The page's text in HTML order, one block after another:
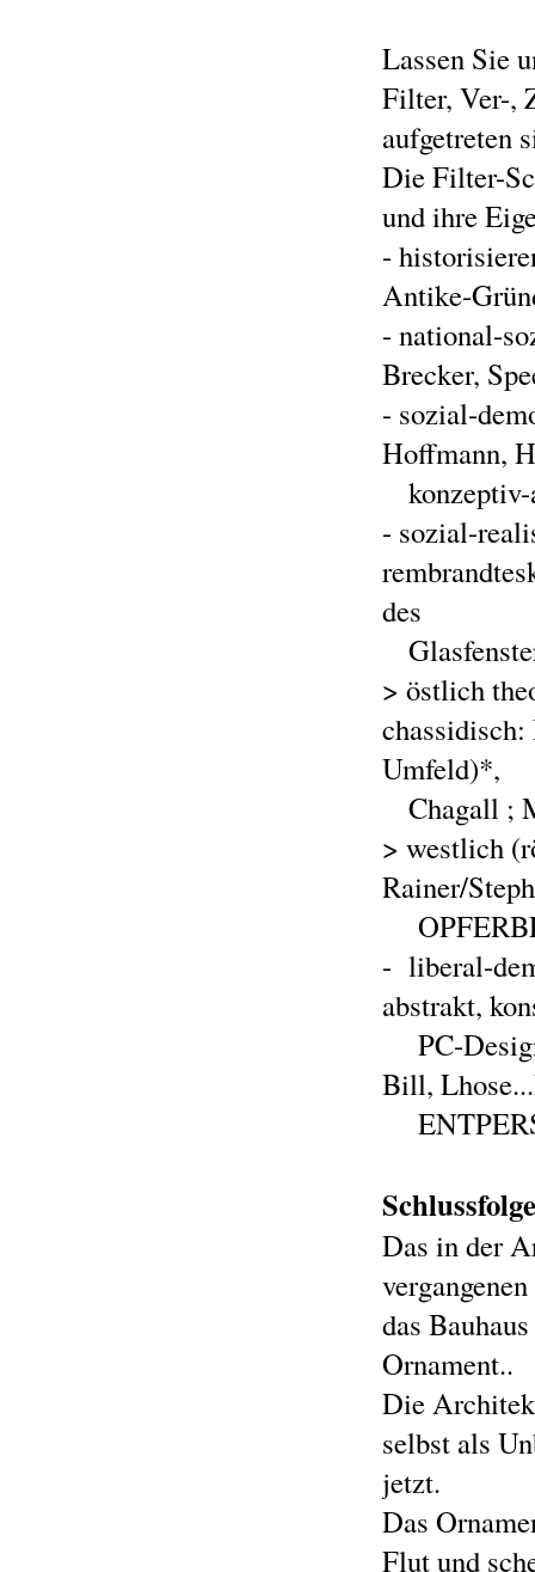
Lassen Sie
Filter, Ver-,
aufgetreten
Die Filter-
und ihre
-
Antike-
- national-
Brecker,
- sozial-
Hoffmann,
- sozial-
des
> östlich
Umfeld)*,
Chagall ;
> westlich
Rainer/
- liberal-
abstrakt,
PC-
Bill,
Das in der
das
Ornament..
Die
selbst als
jetzt.
Das
Flut und